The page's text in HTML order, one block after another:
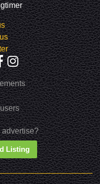
Listing